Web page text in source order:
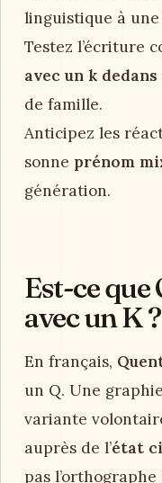
linguistique à
Testez l’écriture
avec un k dedans
de famille.
Anticipez les
sonne prénom
génération.
Est-ce que
avec un K ?
En français,
un Q. Une
variante
auprès de l’état
pas